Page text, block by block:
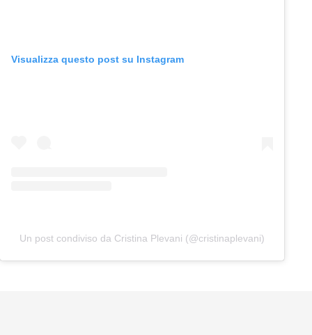
Visualizza questo post su Instagram
Un post condiviso da Cristina Plevani (@cristinaplevani)